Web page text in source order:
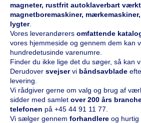
magneter, rustfrit autoklaverbart
magnetboremaskiner,
lygter.
Vores leverandørers omfattende
vores hjemmeside og gennem dem kan
hundredetusinde varenumre.
Finder du ikke lige det du søger, så kan
Derudover svejservi båndsavblade
levering.
Vi rådgiver gerne om valg og brug af
sidder med samlet over 200 års
telefonen på +45 44 91 11 77
Vi sælger gennem forhandlere og hurtig